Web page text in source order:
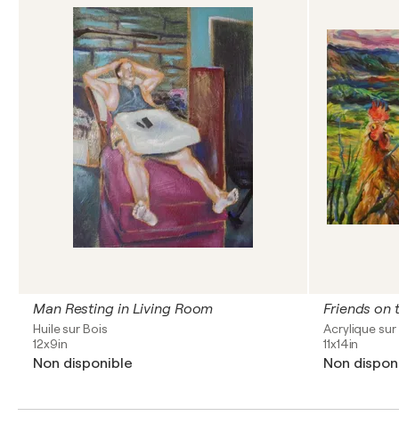
Man Resting in Living Room
Huile sur Bois
12x9in
Non disponible
Friends on
Acrylique sur
11x14in
Non